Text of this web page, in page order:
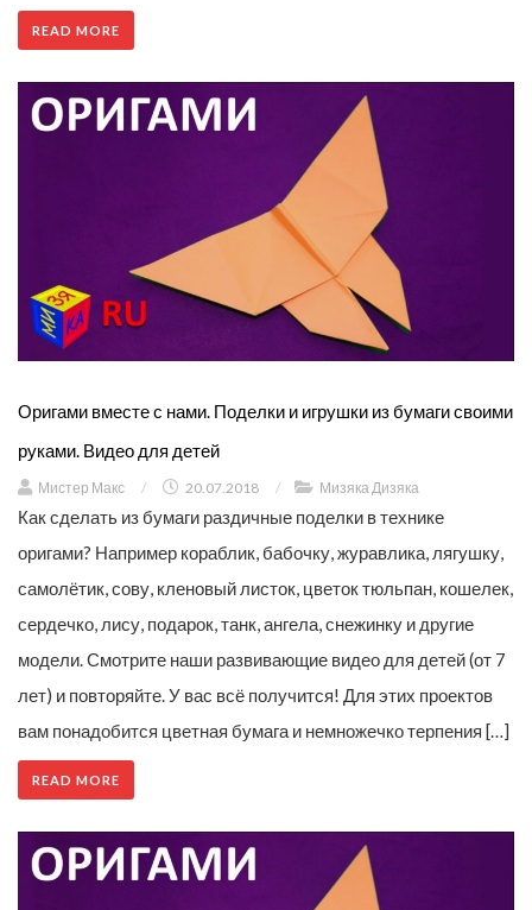
READ MORE
Оригами вместе с нами. Поделки и игрушки из бумаги своими
руками. Видео для детей
Мистер Макс / 20.07.2018 / Мизяка Дизяка
Как сделать из бумаги раздичные поделки в технике
оригами? Например кораблик, бабочку, журавлика, лягушку,
самолётик, сову, кленовый листок, цветок тюльпан, кошелек,
сердечко, лису, подарок, танк, ангела, снежинку и другие
модели. Смотрите наши развивающие видео для детей (от 7
лет) и повторяйте. У вас всё получится! Для этих проектов
вам понадобится цветная бумага и немножечко терпения […]
READ MORE